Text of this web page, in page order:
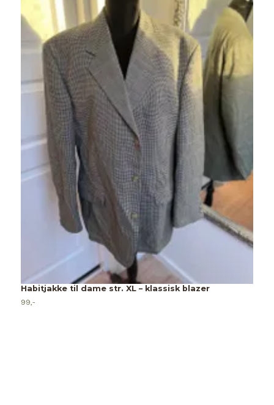
Habitjakke til dame str. XL – klassisk blazer
99,-